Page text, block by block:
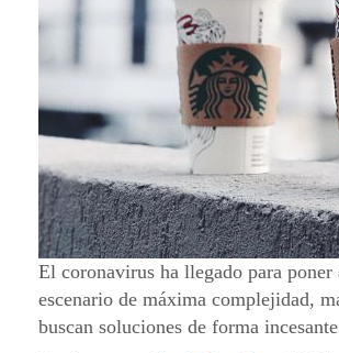
El coronavirus ha llegado para
escenario de máxima complejidad,
buscan soluciones de forma